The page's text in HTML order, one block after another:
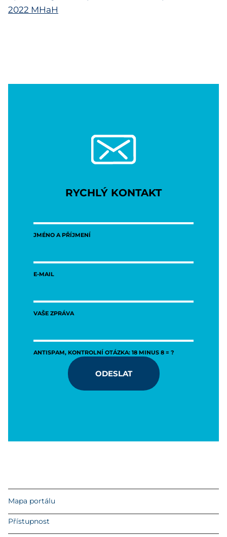
2022 MHaH
RYCHLÝ KONTAKT
JMÉNO A PŘÍJMENÍ
E-MAIL
VAŠE ZPRÁVA
ANTISPAM, KONTROLNÍ OTÁZKA: 18 MINUS 8 = ?
ODESLAT
Mapa portálu
Přístupnost